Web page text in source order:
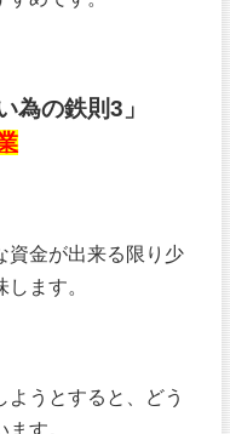
為の鉄則3」
資金が出来る限り少
ます。
うとすると、どう